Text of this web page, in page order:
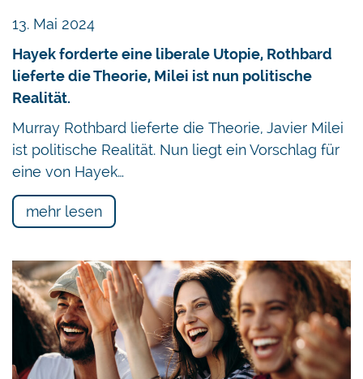
13. Mai 2024
Hayek forderte eine liberale Utopie, Rothbard
lieferte die Theorie, Milei ist nun politische
Realität.
Murray Rothbard lieferte die Theorie, Javier Milei
ist politische Realität. Nun liegt ein Vorschlag für
eine von Hayek…
mehr lesen